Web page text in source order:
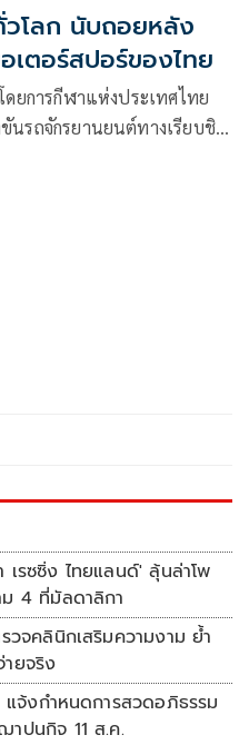
วโลก นับถอยหลัง
เตอร์สปอร์ของไทย
ดยการกีฬาแห่งประเทศไทย
นรถจักรยานยนต์ทางเรียบชิง
กรุงเทพ โดยดอร์น่า
12-13 ก.พ. และ
นามช้าง อินเตอร์เนชั่นแนล
ยเป็นเจ้าภาพปีที่ 6
รซซิ่ง ไทยแลนด์' ลุ้นล่าโพ
4 ที่มัลดาลิกา
วจคลินิกเสริมความงาม ย้ำ
ยจริง
จ้งกำหนดการสวดอภิธรรม
ปนกิจ 11 ส.ค.